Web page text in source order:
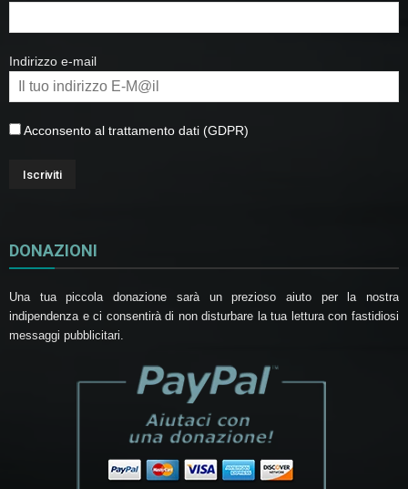
Indirizzo e-mail
Acconsento al trattamento dati (GDPR)
DONAZIONI
Una tua piccola donazione sarà un prezioso aiuto per la nostra
indipendenza e ci consentirà di non disturbare la tua lettura con fastidiosi
messaggi pubblicitari.